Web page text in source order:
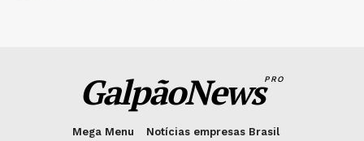
GalpãoNewsPRO
Mega Menu
Notícias empresas Brasil